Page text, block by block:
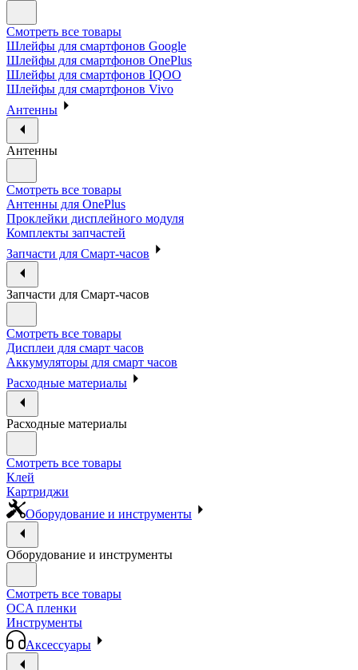
Смотреть все товары
Шлейфы для смартфонов Google
Шлейфы для смартфонов OnePlus
Шлейфы для смартфонов IQOO
Шлейфы для смартфонов Vivo
Антенны
Антенны
Смотреть все товары
Антенны для OnePlus
Проклейки дисплейного модуля
Комплекты запчастей
Запчасти для Смарт-часов
Запчасти для Смарт-часов
Смотреть все товары
Дисплеи для смарт часов
Аккумуляторы для смарт часов
Расходные материалы
Расходные материалы
Смотреть все товары
Клей
Картриджи
Оборудование и инструменты
Оборудование и инструменты
Смотреть все товары
OCA пленки
Инструменты
Аксессуары